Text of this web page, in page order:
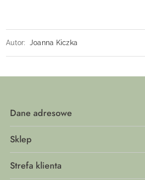
Autor: Joanna Kiczka
Dane adresowe
Sklep
Strefa klienta